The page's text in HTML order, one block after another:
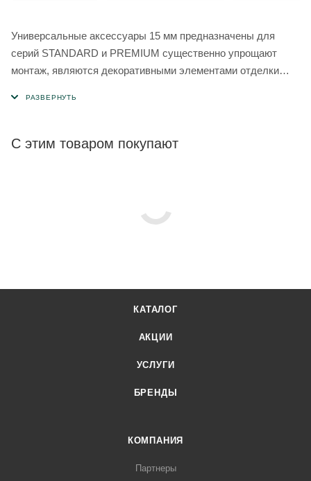
Универсальные аксессуары 15 мм предназначены для
серий STANDARD и PREMIUM существенно упрощают
монтаж, являются декоративными элементами отделки
С этим товаром покупают
КАТАЛОГ
АКЦИИ
УСЛУГИ
БРЕНДЫ
КОМПАНИЯ
Партнеры